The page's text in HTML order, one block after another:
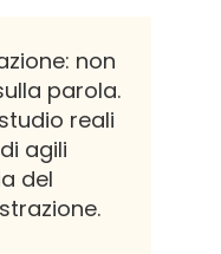
non
parola.
reali
agili
del